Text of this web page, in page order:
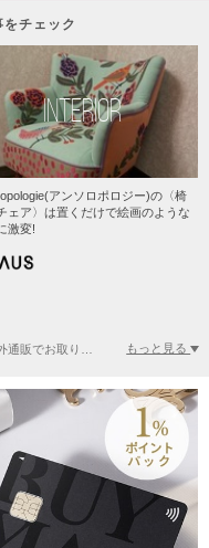
チェック
INTERIOR
アンソロポロジー)の〈椅
ェア〉は置くだけで絵画のような
激変!
もっと見る